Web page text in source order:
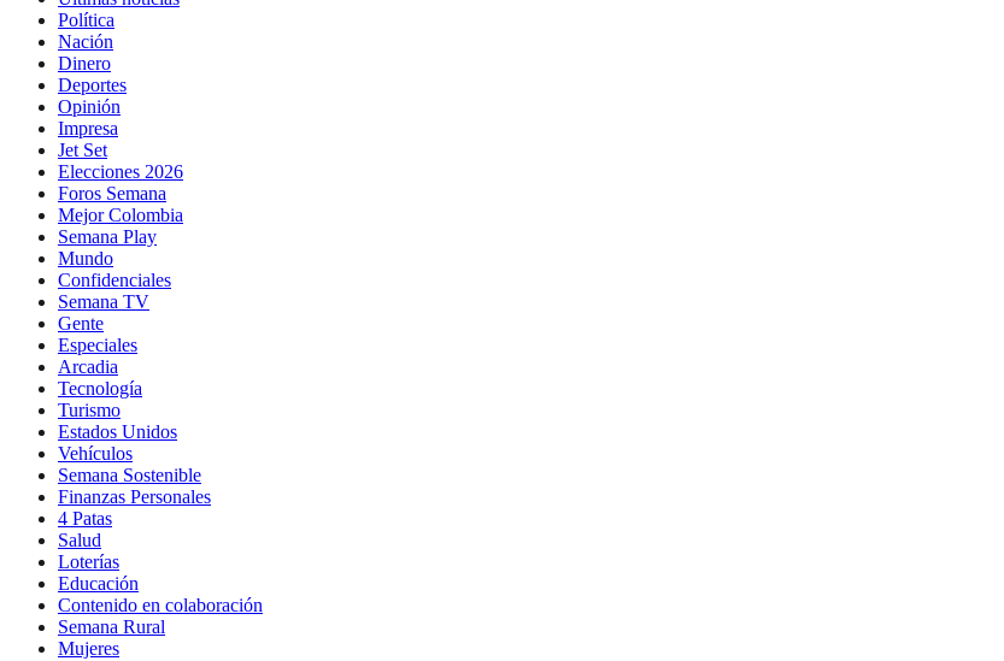
Política
Nación
Dinero
Deportes
Opinión
Impresa
Jet Set
Elecciones 2026
Foros Semana
Mejor Colombia
Semana Play
Mundo
Confidenciales
Semana TV
Gente
Especiales
Arcadia
Tecnología
Turismo
Estados Unidos
Vehículos
Semana Sostenible
Finanzas Personales
4 Patas
Salud
Loterías
Educación
Contenido en colaboración
Semana Rural
Mujeres